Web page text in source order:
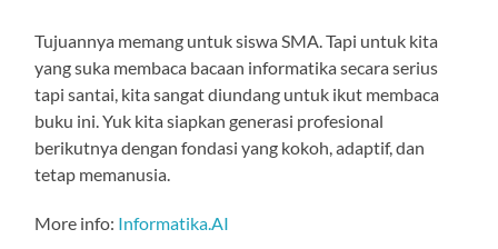
Tujuannya memang untuk siswa SMA. Tapi untuk kita
yang suka membaca bacaan informatika secara serius
tapi santai, kita sangat diundang untuk ikut membaca
buku ini. Yuk kita siapkan generasi profesional
berikutnya dengan fondasi yang kokoh, adaptif, dan
tetap memanusia.
More info: Informatika.AI